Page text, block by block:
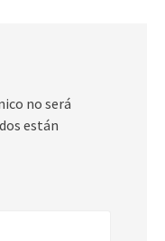
no será
están